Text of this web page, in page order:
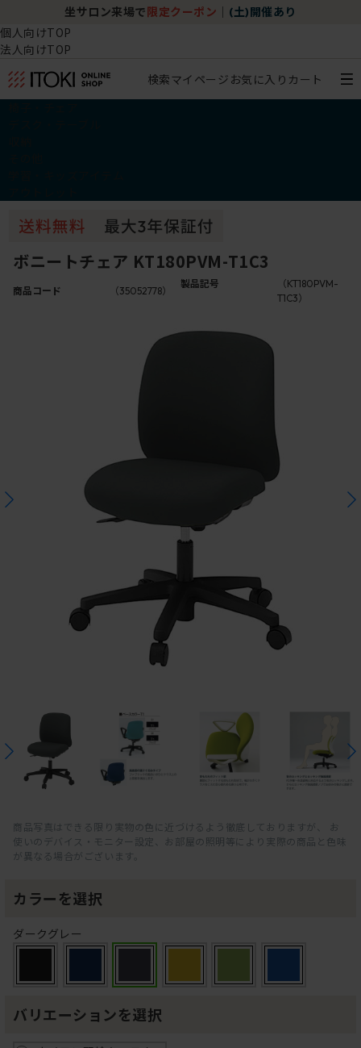
坐サロン来場で 限定クーポン (土)開催あり
個人向けTOP
法人向けTOP
検索マイページ お気に入り カート
ボニートチェア KT180PVM-T1C3
商品コード （35052778）
製品記号
（KT180PVM-
T1C3）
商品写真はできる限り実物の色に近づけるよう徹底しておりますが、 お
使いのデバイス・モニター設定、お部屋の照明等により実際の商品と色味
が異なる場合がございます。
カラーを選択
ダークグレー
バリエーションを選択